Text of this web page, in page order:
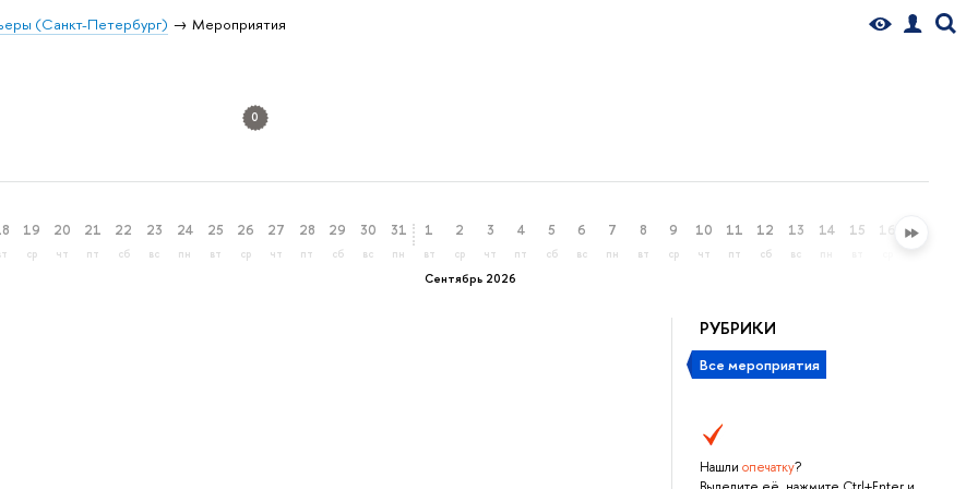
(Санкт-Петербург) Мероприятия
0
19
ср
20
чт
21
пт
22
сб
23
вс
24
пн
25
вт
26
ср
27
чт
28
пт
29
сб
30
вс
31
пн
Сентябрь 2026
1
вт
2
ср
3
чт
4
пт
5
сб
6
вс
7
пн
8
вт
9
ср
10
чт
11
пт
12
сб
13
вс
14 15 16 17
РУБРИКИ
Все мероприятия
Нашли опечатку?